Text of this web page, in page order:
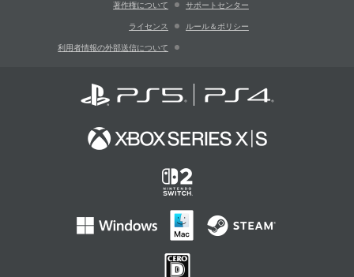
著作権について サポートセンター
ライセンス ルール＆ポリシー
利用者情報の外部送信について